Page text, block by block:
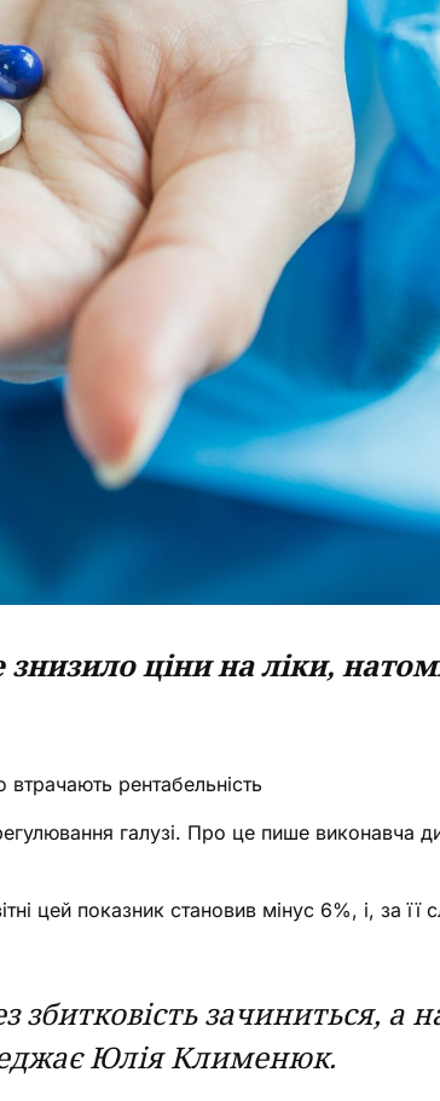
ціни на ліки,
рентабельність
галузі. Про це пише виконавча
цей показник становив мінус 6%, і, за її
зачиниться, а
Юлія Клименюк.